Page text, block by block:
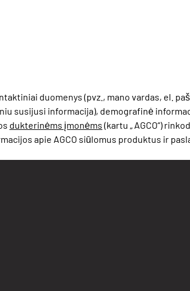
duomenys (pvz., mano vardas, el.
susijusi informacija), demografinė
dukterinėms įmonėms (kartu „ AGCO“)
apie AGCO siūlomus produktus ir